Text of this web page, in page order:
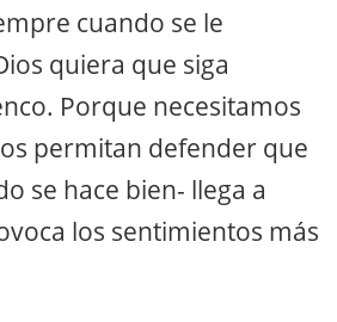
cuando se le
quiera que siga
Porque necesitamos
permitan defender que
se hace bien- llega a
los sentimientos más